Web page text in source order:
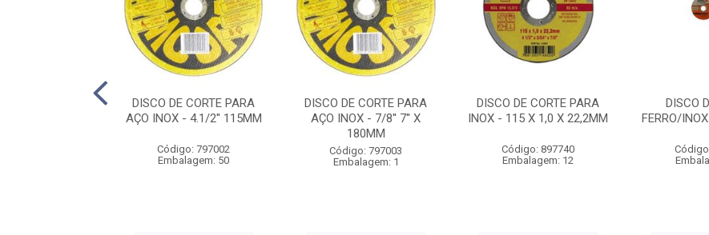
DISCO DE CORTE PARA
AÇO INOX - 4.1/2'' 115MM
Código: 797002
Embalagem: 50
DISCO DE CORTE PARA
AÇO INOX - 7/8'' 7'' X
180MM
Código: 797003
Embalagem: 1
DISCO DE CORTE PARA
INOX - 115 X 1,0 X 22,2MM
Código: 897740
Embalagem: 12
DISCO
FERRO/